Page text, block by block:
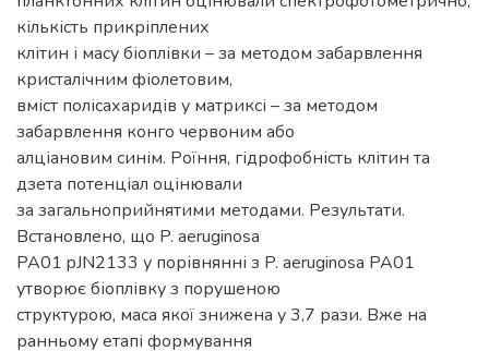
кількість прикріплених
клітин і масу біоплівки – за методом забарвлення
кристалічним фіолетовим,
вміст полісахаридів у матриксі – за методом
забарвлення конго червоним або
алціановим синім. Роїння, гідрофобність клітин та
дзета потенціал оцінювали
за загальноприйнятими методами. Результати.
Встановлено, що P. aeruginosa
PA01 pJN2133 у порівнянні з P. aeruginosa PA01
утворює біоплівку з порушеною
структурою, маса якої знижена у 3,7 рази. Вже на
ранньому етапі формування